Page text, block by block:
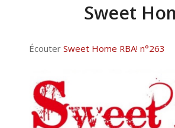
Sweet
Écouter Sweet Home RBA! n°263